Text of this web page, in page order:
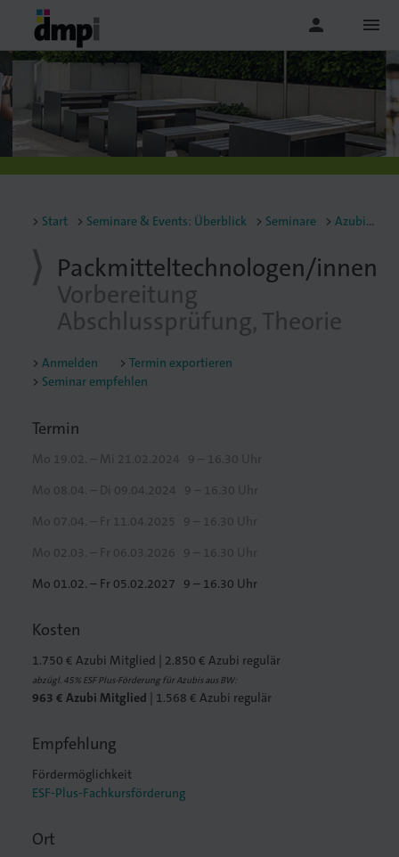
person menu
Start Seminare & Events: Überblick Seminare Azubiseminare
Packmitteltechnologen/innen
Vorbereitung
Abschlussprüfung, Theorie
Anmelden
Termin exportieren
Seminar empfehlen
Termin
Mo 19.02. – Mi 21.02.2024
9 – 16.30 Uhr
Mo 08.04. – Di 09.04.2024
9 – 16.30 Uhr
Mo 07.04. – Fr 11.04.2025
9 – 16.30 Uhr
Mo 02.03. – Fr 06.03.2026
9 – 16.30 Uhr
Mo 01.02. – Fr 05.02.2027
9 – 16.30 Uhr
Kosten
1.750 € Azubi Mitglied | 2.850 € Azubi regulär
abzügl. 45% ESF Plus-Förderung für Azubis aus BW:
963 € Azubi Mitglied | 1.568 € Azubi regulär
Empfehlung
Fördermöglichkeit
ESF-Plus-Fachkursförderung
Ort